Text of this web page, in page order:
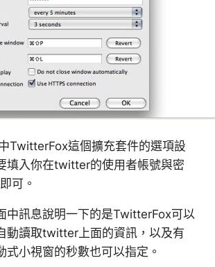
TwitterFox這個擴充套件的選項設
填入你在twitter的使用者帳號與密
可。
中訊息說明一下的是TwitterFox可以
動讀取twitter上面的資訊，以及有
式小視窗的秒數也可以指定。